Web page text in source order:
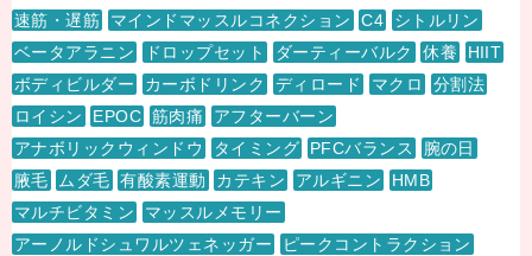
速筋・遅筋
マインドマッスルコネクション C4
シトルリン
ベータアラニン
ドロップセット ダーティーバルク 休養
HIIT
ボディビルダー
カーボドリンク ディロード マクロ
分割法
ロイシン
EPOC 筋肉痛
アフターバーン
アナボリックウィンドウ
タイミング PFCバランス
腕の日
腋毛
ムダ毛 有酸素運動 カテキン アルギニン
HMB
マルチビタミン
マッスルメモリー
アーノルドシュワルツェネッガー
ピークコントラクション